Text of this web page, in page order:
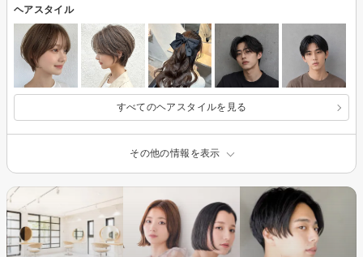
ヘアスタイル
すべてのヘアスタイルを見る
その他の情報を表示